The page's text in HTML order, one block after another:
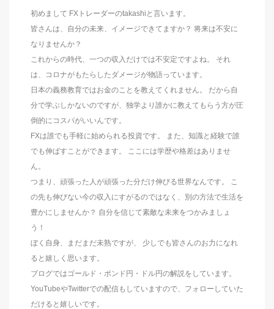
初めまして FXトレーダーのtakashiと言います。
皆さんは、自分の未来、イメージできてますか？ 将来は不安に
なりませんか？
これからの時代、一つの収入だけでは不安定ですよね。 それ
は、コロナがもたらしたダメージが物語っています。
日本の義務教育ではお金のことを教えてくれません。 だから自
分で学ぶしかないのですが、独学より誰かに教えてもらう方が圧
倒的にコスパがいいんです。
FXは誰でも手軽に始められる投資です。 また、知識と経験で誰
でも伸ばすことができます。 ここには学歴や格差はありませ
ん。
つまり、頑張った人が頑張った分だけ伸びる世界なんです。 こ
の先も伸びない今の収入にすがるのではなく、別の方法で生活を
豊かにしませんか？ 自分を信じて素敵な未来をつかみましょ
う！
ぼく自身、まだまだ未熟ですが、 少しでも皆さんのお力になれ
ると嬉しく思います。
ブログではゴールド・ポンド円・ドル円の解説をしています。
YouTubeやTwitterでの配信もしていますので、フォローしていた
だけると嬉しいです。